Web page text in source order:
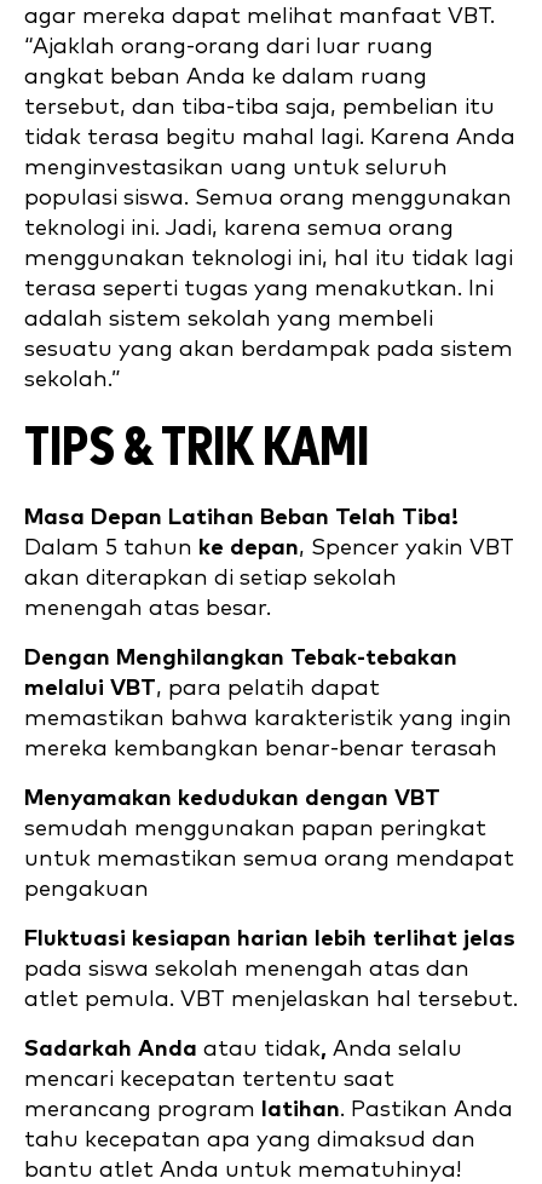
agar mereka dapat melihat manfaat VBT.
“Ajaklah orang-orang dari luar ruang
angkat beban Anda ke dalam ruang
tersebut, dan tiba-tiba saja, pembelian itu
tidak terasa begitu mahal lagi. Karena Anda
menginvestasikan uang untuk seluruh
populasi siswa. Semua orang menggunakan
teknologi ini. Jadi, karena semua orang
menggunakan teknologi ini, hal itu tidak lagi
terasa seperti tugas yang menakutkan. Ini
adalah sistem sekolah yang membeli
sesuatu yang akan berdampak pada sistem
sekolah.”
TIPS & TRIK KAMI
Masa Depan Latihan Beban Telah Tiba!
Dalam 5 tahun ke depan, Spencer yakin VBT
akan diterapkan di setiap sekolah
menengah atas besar.
Dengan Menghilangkan Tebak-tebakan
melalui VBT, para pelatih dapat
memastikan bahwa karakteristik yang ingin
mereka kembangkan benar-benar terasah
Menyamakan kedudukan dengan VBT
semudah menggunakan papan peringkat
untuk memastikan semua orang mendapat
pengakuan
Fluktuasi kesiapan harian lebih terlihat jelas
pada siswa sekolah menengah atas dan
atlet pemula. VBT menjelaskan hal tersebut.
Sadarkah Anda atau tidak, Anda selalu
mencari kecepatan tertentu saat
merancang program
latihan. Pastikan Anda
tahu kecepatan apa yang dimaksud dan
bantu atlet Anda untuk mematuhinya!